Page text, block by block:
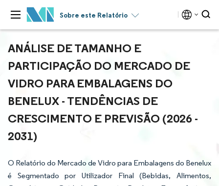
Sobre este Relatório
ANÁLISE DE TAMANHO E
PARTICIPAÇÃO DO MERCADO DE
VIDRO PARA EMBALAGENS DO
BENELUX - TENDÊNCIAS DE
CRESCIMENTO E PREVISÃO (2026 -
2031)
O Relatório do Mercado de Vidro para Embalagens do Benelux
é Segmentado por Utilizador Final (Bebidas, Alimentos,